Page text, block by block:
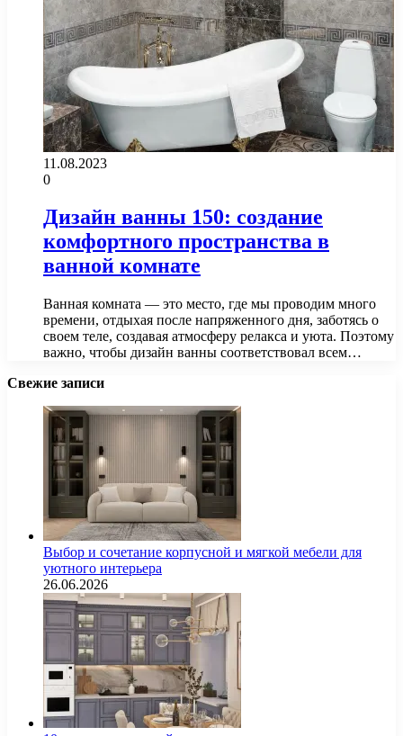
11.08.2023
0
Дизайн ванны 150: создание
комфортного пространства в
ванной комнате
Ванная комната — это место, где мы проводим много
времени, отдыхая после напряженного дня, заботясь о
своем теле, создавая атмосферу релакса и уюта. Поэтому
важно, чтобы дизайн ванны соответствовал всем…
Свежие записи
Выбор и сочетание корпусной и мягкой мебели для
уютного интерьера
26.06.2026